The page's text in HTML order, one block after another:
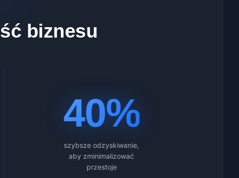
biznesu
40%
szybsze odzyskiwanie,
aby zminimalizować
przestoje